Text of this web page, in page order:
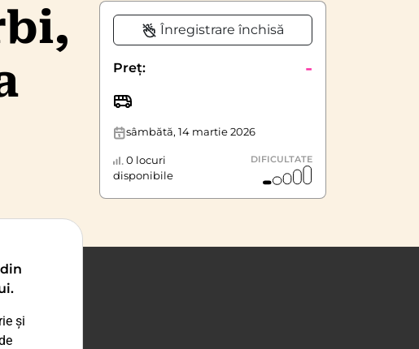
Înregistrare închisă
Preț: -
sâmbătă, 14 martie 2026
0 locuri
disponibile
DIFICULTATE
și